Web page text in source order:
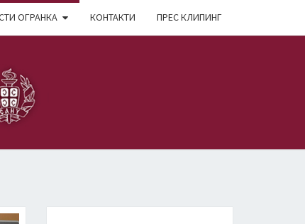
ОГРАНКА КОНТАКТИ ПРЕС КЛИПИНГ